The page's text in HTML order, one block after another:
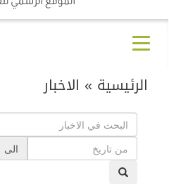
الرئيسية » الاخبار
الى